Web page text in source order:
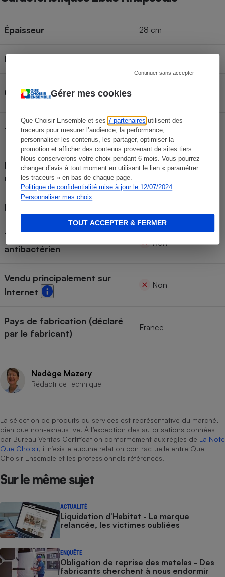
Gérer mes cookies
Que Choisir Ensemble et ses7 partenaires utilisent des
traceurs pour mesurer l’audience, la performance,
personnaliser les contenus, les partager, optimiser la
promotion et afficher des contenus provenant de sites tiers.
Nous conserverons votre choix pendant 6 mois. Vous pourrez
changer d’avis à tout moment en utilisant le lien « paramétrer
les traceurs » en bas de chaque page.
Politique de confidentialité mise à jour le 12/07/2024
Personnaliser mes choix
Continuer sans accepter
TOUT ACCEPTER & FERMER
Épaisseur 28 cm
Poids
Catégorie
Type
Ressorts + Mousse +
Viscoélastique
Housse retirable et lavable en
machine
Face été/face hiver
Traitement anti-acariens et
antibactérien
Non
Vendu principalement sur
Internet
Non
Pays de fabrication (déclaré
par le fabricant)
France
Nadège Mazery
Rédactrice technique
La sélection de produits ou services est représentative du marché,
bien que non-exhaustive. À l’exception des autorisations données
par Bureau Veritas Certification conformément aux règles de La Note
Que Choisir, il n’existe aucune relation contractuelle entre Que
Choisir Ensemble et les professionnels référencés.
Sur le même sujet
ACTUALITÉ
Liquidation d’Habitat - La marque
relancée, les victimes oubliées
ENQUÊTE
Obligation de reprise des matelas - Des
fabricants cherchent à nous endormir